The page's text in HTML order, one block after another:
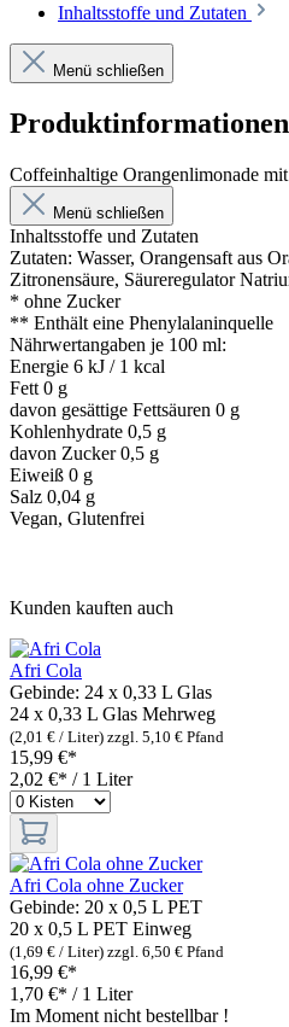
Inhaltsstoffe und Zutaten
Menü schließen
Coffeinhaltige Orangenlimonade
Menü schließen
Inhaltsstoffe und Zutaten
Zutaten: Wasser, Orangensaft aus
Zitronensäure, Säureregulator
* ohne Zucker
** Enthält eine Phenylalaninquelle
Nährwertangaben je 100 ml:
Energie 6 kJ / 1 kcal
Fett 0 g
davon gesättige Fettsäuren 0 g
Kohlenhydrate 0,5 g
davon Zucker 0,5 g
Eiweiß 0 g
Salz 0,04 g
Vegan, Glutenfrei
Kunden kauften auch
Afri Cola
Gebinde: 24 x 0,33 L Glas
24 x 0,33 L Glas Mehrweg
(2,01 € / Liter) zzgl. 5,10 € Pfand
15,99 €*
2,02 €* / 1 Liter
Afri Cola ohne Zucker
Gebinde: 20 x 0,5 L PET
20 x 0,5 L PET Einweg
(1,69 € / Liter) zzgl. 6,50 € Pfand
16,99 €*
1,70 €* / 1 Liter
Im Moment nicht bestellbar !